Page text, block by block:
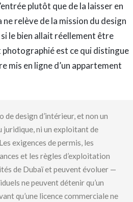
plutôt que de la laisser en
ne relève de la mission du design
le bien allait réellement être
photographié est ce qui distingue
mis en ligne d’un appartement
de design d’intérieur, et non un
ni un exploitant de
exigences de permis, les
et les règles d’exploitation
de Dubaï et peuvent évoluer —
ne peuvent détenir qu’un
qu’une licence commerciale ne